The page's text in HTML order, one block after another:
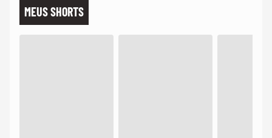
MEUS SHORTS